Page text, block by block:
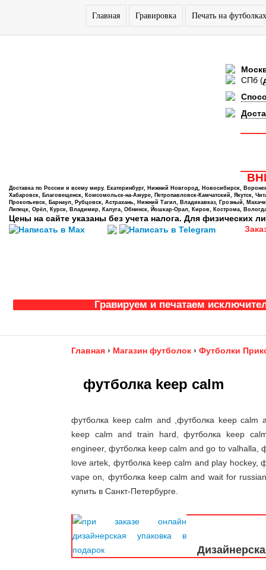
Главная Гравировка Печать на футболках
СПб (
Доставка по России и всему миру. Екатеринбург, Нижний Новгород, Новосибирск,
Хабаровск, Благовещенск, Комсомольск-на-Амуре, Петропавловск-Камчатский, Якутск,
Прокопьевск, Барнаул, Рубцовск, Астрахань, Нижний Тагил, Владикавказ, Грозный,
Липецк, Орёл, Курск, Владимир, Калуга, Обнинск, Йошкар-Орал, Киров, Кострома,
Цены на сайте указаны без учета налога. Для физических
Гравируем и печатаем
Главная › Магазин футболок › Футболки
футболка keep calm
футболка keep calm and ,футболка keep calm
keep calm and train hard, футболка keep
engineer, футболка keep calm and go to valhalla,
love artek, футболка keep calm and play hockey,
vape on, футболка keep calm and wait for
купить в Санкт-Петербурге.